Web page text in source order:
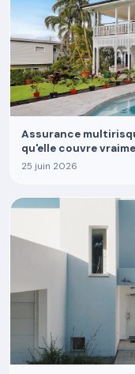
Assurance
qu'elle couvre
choisir
25 juin 2026